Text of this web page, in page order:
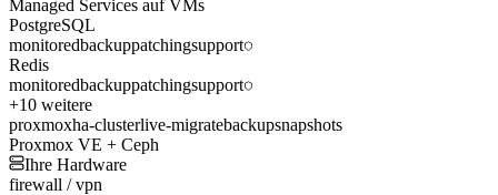
Managed Services auf VMs
PostgreSQL
monitoredbackuppatchingsupport
Redis
monitoredbackuppatchingsupport
+10 weitere
proxmoxha-clusterlive-migratebackupsnapshots
Proxmox VE + Ceph
Ihre Hardware
firewall / vpn